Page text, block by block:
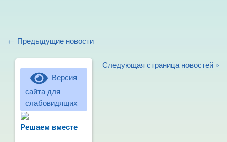
← Предыдущие новости
Следующая страница новостей »
Версия
сайта для
слабовидящих
Решаем вместе
Хотите рассказать о воспитателях?